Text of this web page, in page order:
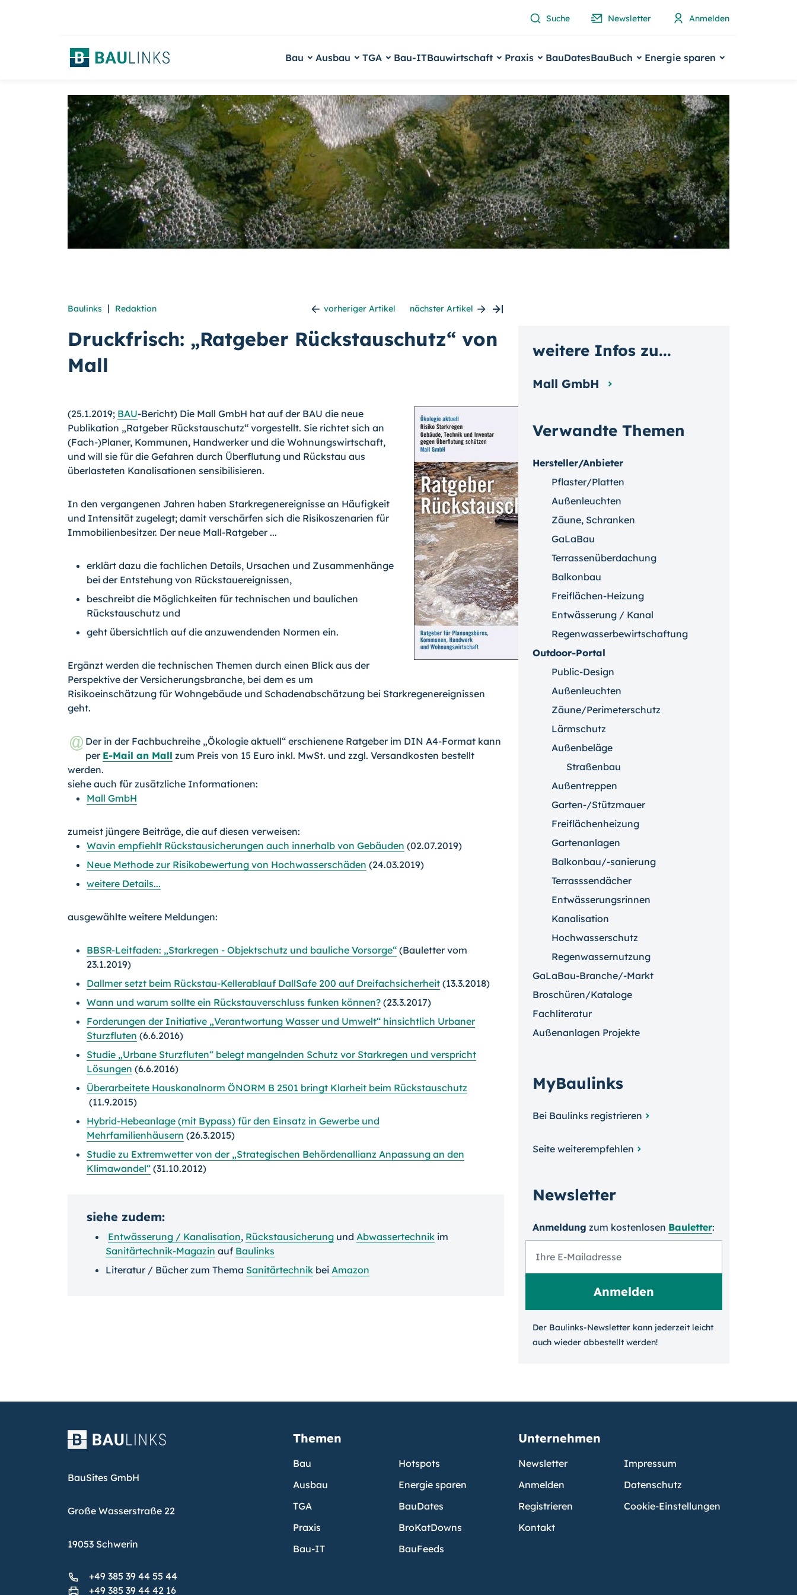
Suche Newsletter Anmelden
Bau Ausbau TGA Bau-ITBauwirtschaft Praxis BauDatesBauBuch Energie sparen
Baulinks | Redaktion vorheriger Artikel nächster Artikel
Druckfrisch: „Ratgeber Rückstauschutz“ von
Mall
(25.1.2019; BAU-Bericht) Die Mall GmbH hat auf der BAU die neue
Publikation „Ratgeber Rückstauschutz“ vorgestellt. Sie richtet sich an
(Fach-)Planer, Kommunen, Handwerker und die Wohnungswirtschaft,
und will sie für die Gefahren durch Überflutung und Rückstau aus
überlasteten Kanalisationen sensibilisieren.
In den vergangenen Jahren haben Starkregenereignisse an Häufigkeit
und Intensität zugelegt; damit verschärfen sich die Risikoszenarien für
Immobilienbesitzer. Der neue Mall-Ratgeber ...
erklärt dazu die fachlichen Details, Ursachen und Zusammenhänge
bei der Entstehung von Rückstauereignissen,
beschreibt die Möglichkeiten für technischen und baulichen
Rückstauschutz und
geht übersichtlich auf die anzuwendenden Normen ein.
Ergänzt werden die technischen Themen durch einen Blick aus der
Perspektive der Versicherungsbranche, bei dem es um
Risikoeinschätzung für Wohngebäude und Schadenabschätzung bei Starkregenereignissen
geht.
Der in der Fachbuchreihe „Ökologie aktuell“ erschienene Ratgeber im DIN A4-For­mat kann
per E-Mail an Mall zum Preis von 15 Euro inkl. MwSt. und zzgl. Versandkosten bestellt
werden.
siehe auch für zusätzliche Informationen:
Mall GmbH
zumeist jüngere Beiträge, die auf diesen verweisen:
Wavin empfiehlt Rückstausicherungen auch innerhalb von Gebäuden (02.07.2019)
Neue Methode zur Risikobewertung von Hochwasserschäden (24.03.2019)
weitere Details...
ausgewählte weitere Meldungen:
BBSR-Leitfaden: „Starkregen - Objektschutz und bauliche Vorsorge“ (Bauletter vom
23.1.2019)
Dallmer setzt beim Rückstau-Kellerablauf DallSafe 200 auf Dreifachsicherheit (13.3.2018)
Wann und warum sollte ein Rückstauverschluss funken können? (23.3.2017)
Forderungen der Initiative „Verantwortung Wasser und Umwelt“ hinsichtlich Urbaner
Sturzfluten (6.6.2016)
Studie „Urbane Sturzfluten“ belegt mangelnden Schutz vor Starkregen und verspricht
Lösungen (6.6.2016)
Überarbeitete Hauskanalnorm ÖNORM B 2501 bringt Klarheit beim Rückstauschutz
(11.9.2015)
Hybrid-Hebeanlage (mit Bypass) für den Einsatz in Gewerbe und
Mehrfamilienhäusern (26.3.2015)
Studie zu Extremwetter von der „Strategischen Behördenallianz Anpassung an den
Klimawandel“ (31.10.2012)
siehe zudem:
Entwässerung / Kanalisation, Rückstausicherung und Abwassertechnik im
Sanitärtechnik-Magazin auf Baulinks
Literatur / Bücher zum Thema Sanitärtechnik bei Amazon
Verwandte Themen
Hersteller/Anbieter
Pflaster/Platten
Außenleuchten
Zäune, Schranken
GaLaBau
Terrassenüberdachung
Balkonbau
Freiflächen-Heizung
Entwässerung / Kanal
Regenwasserbewirtschaftung
Outdoor-Portal
Public-Design
Außenleuchten
Zäune/Perimeterschutz
Lärmschutz
Außenbeläge
Straßenbau
Außentreppen
Garten-/Stützmauer
Freiflächenheizung
Gartenanlagen
Balkonbau/-sanierung
Terrasssendächer
Entwässerungsrinnen
Kanalisation
Hochwasserschutz
Regenwassernutzung
GaLaBau-Branche/-Markt
Broschüren/Kataloge
Fachliteratur
Außenanlagen Projekte
MyBaulinks
Bei Baulinks registrieren
Seite weiterempfehlen
Newsletter
Anmeldung zum kosten­losen Bauletter:
Der Baulinks-Newsletter kann jeder­zeit leicht
auch wieder ab­bestellt werden!
weitere Infos zu...
Mall GmbH
BauSites GmbH
Große Wasserstraße 22
19053 Schwerin
+49 385 39 44 55 44
+49 385 39 44 42 16
Themen
Bau
Ausbau
TGA
Praxis
Bau-IT
Hotspots
Energie sparen
BauDates
BroKatDowns
BauFeeds
Unternehmen
Newsletter
Anmelden
Registrieren
Kontakt
Impressum
Datenschutz
Cookie-Einstellungen